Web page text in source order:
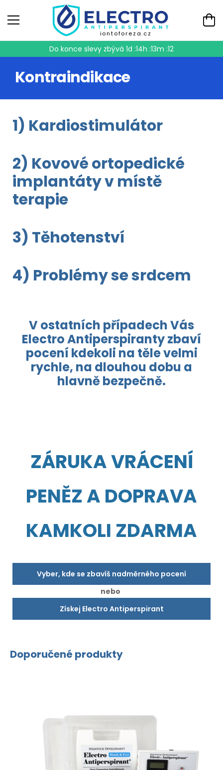
iontoforeza.cz
Do konce slevy zbývá 1d :14h :13m :12
Kontraindikace
1) Kardiostimulátor
2) Kovové ortopedické
implantáty v místě
terapie
3) Těhotenství
4) Problémy se srdcem
V ostatních případech Vás
Electro Antiperspiranty zbaví
pocení kdekoli na těle velmi
rychle, na dlouhou dobu a
hlavně bezpečně.
ZÁRUKA VRÁCENÍ
PENĚZ A DOPRAVA
KAMKOLI ZDARMA
Vyber, kde se zbavíš nadměrného pocení
nebo
Získej Electro Antiperspirant
Doporučené produkty